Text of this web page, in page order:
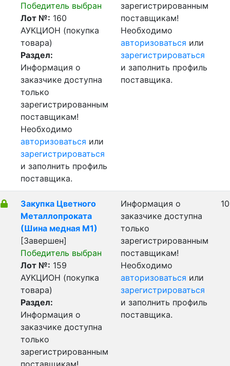
Победитель выбран
Лот №: 160
АУКЦИОН (покупка
товара)
Раздел:
Информация о
заказчике доступна
только
зарегистрированным
поставщикам!
Необходимо
авторизоваться или
зарегистрироваться
и заполнить профиль
поставщика.
зарегистрированным
поставщикам!
Необходимо
авторизоваться или
зарегистрироваться
и заполнить профиль
поставщика.
Закупка Цветного
Металлопроката
(Шина медная М1)
[Завершен]
Победитель выбран
Лот №: 159
АУКЦИОН (покупка
товара)
Раздел:
Информация о
заказчике доступна
только
зарегистрированным
поставщикам!
Информация о
заказчике доступна
только
зарегистрированным
поставщикам!
Необходимо
авторизоваться или
зарегистрироваться
и заполнить профиль
поставщика.